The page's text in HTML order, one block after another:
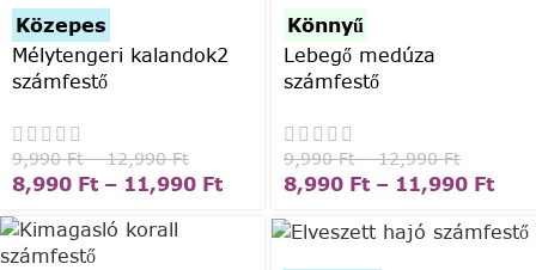
Közepes
Mélytengeri kalandok2
számfestő
9,990Ft – 12,990Ft
8,990 Ft – 11,990 Ft
Könnyű
Lebegő medúza
számfestő
9,990Ft – 12,990Ft
8,990 Ft – 11,990 Ft